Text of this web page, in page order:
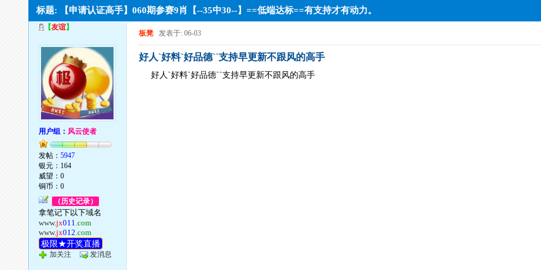
标题: 【申请认证高手】060期参赛9肖【--35中30--】==低端达标==有支持才有动力。
【友谊】
用户组： 风云使者
发帖：5947
银元：164
威望：0
铜币：0
（历史记录）
拿笔记下以下域名
www.jx011.com
www.jx012.com
极限★开奖直播
加关注 发消息
板凳 发表于: 06-03
好人`好料`好品德``支持早更新不跟风的高手
好人`好料`好品德``支持早更新不跟风的高手